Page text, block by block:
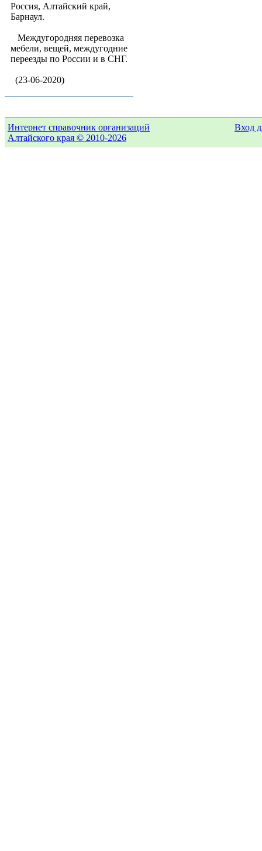
Россия, Алтайский край,
Барнаул.
Междугородняя перевозка
мебели, вещей, междугодние
переезды по России и в СНГ.
(23-06-2020)
Интернет справочник организаций
Алтайского края © 2010-2026
Вход